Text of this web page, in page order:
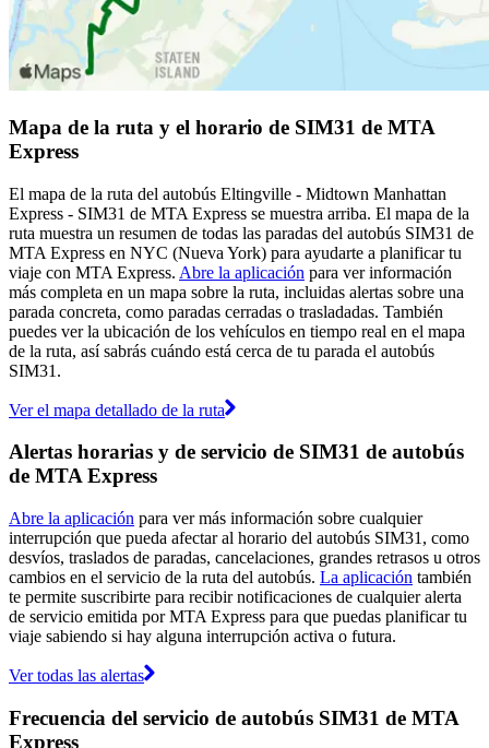
Mapa de la ruta y el horario de SIM31 de MTA
Express
El mapa de la ruta del autobús Eltingville - Midtown Manhattan
Express - SIM31 de MTA Express se muestra arriba. El mapa de la
ruta muestra un resumen de todas las paradas del autobús SIM31 de
MTA Express en NYC (Nueva York) para ayudarte a planificar tu
viaje con MTA Express. Abre la aplicación para ver información
más completa en un mapa sobre la ruta, incluidas alertas sobre una
parada concreta, como paradas cerradas o trasladadas. También
puedes ver la ubicación de los vehículos en tiempo real en el mapa
de la ruta, así sabrás cuándo está cerca de tu parada el autobús
SIM31.
Ver el mapa detallado de la ruta
Alertas horarias y de servicio de SIM31 de autobús
de MTA Express
Abre la aplicación para ver más información sobre cualquier
interrupción que pueda afectar al horario del autobús SIM31, como
desvíos, traslados de paradas, cancelaciones, grandes retrasos u otros
cambios en el servicio de la ruta del autobús. La aplicación también
te permite suscribirte para recibir notificaciones de cualquier alerta
de servicio emitida por MTA Express para que puedas planificar tu
viaje sabiendo si hay alguna interrupción activa o futura.
Ver todas las alertas
Frecuencia del servicio de autobús SIM31 de MTA
Express